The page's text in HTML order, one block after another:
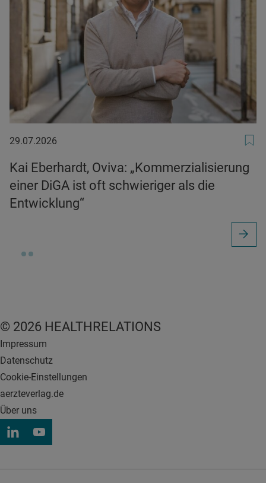
29.07.2026
29.07.2026
Kai Eberhardt, Oviva: „Kommerzialisierung
einer DiGA ist oft schwieriger als die
Entwicklung“
© 2026 HEALTHRELATIONS
Impressum
Datenschutz
Cookie-Einstellungen
aerzteverlag.de
Über uns